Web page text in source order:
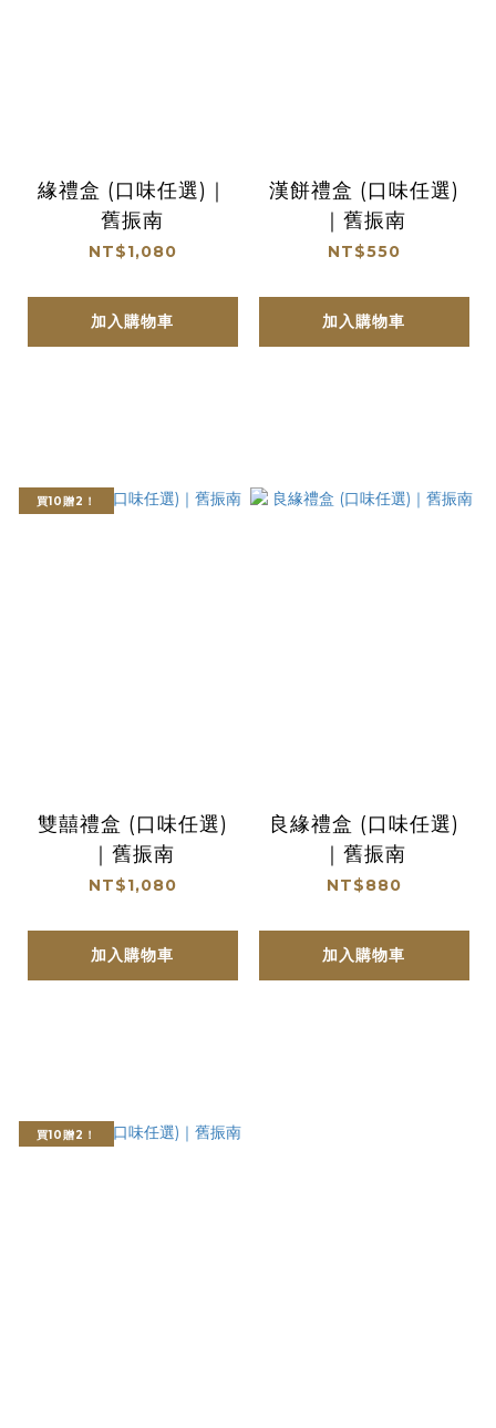
緣禮盒 (口味任選)｜
舊振南
NT$1,080
加入購物車
漢餅禮盒 (口味任選)
｜舊振南
NT$550
加入購物車
買10贈2！
雙囍禮盒 (口味任選)
｜舊振南
NT$1,080
加入購物車
良緣禮盒 (口味任選)
｜舊振南
NT$880
加入購物車
買10贈2！